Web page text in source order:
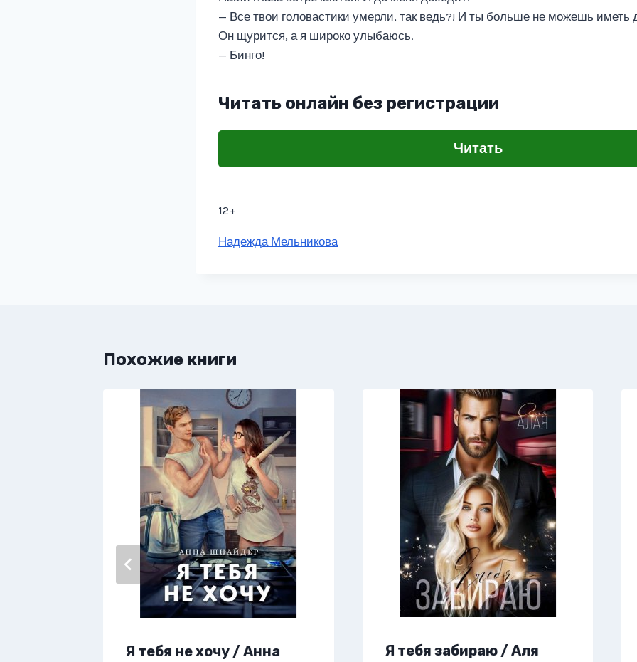
— Все твои головастики умерли, так ведь?! И ты больше не можешь иметь
Он щурится, а я широко улыбаюсь.
— Бинго!
Читать онлайн без регистрации
Читать
12+
Метки
Надежда Мельникова
Похожие книги
Я тебя не хочу / Анна Я тебя забираю / Аля